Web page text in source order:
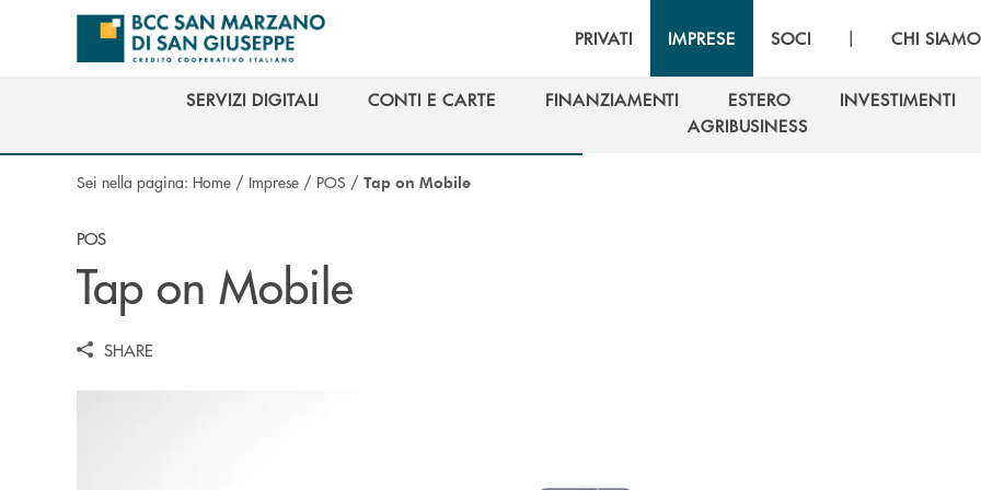
Salta al contenuto principale
PRIVATI IMPRESE SOCI | CHI SIAMO
SERVIZI DIGITALI
CONTI E CARTE
FINANZIAMENTI
ESTERO
ESTERO
INVESTIMENTI
AGRIBUSINESS
Sei nella pagina: Home / Imprese / POS / Tap on Mobile
POS
Tap on Mobile
SHARE